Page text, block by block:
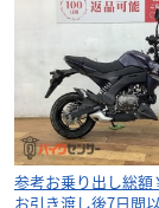
参考お乗り出し総
お引き渡し後7日間